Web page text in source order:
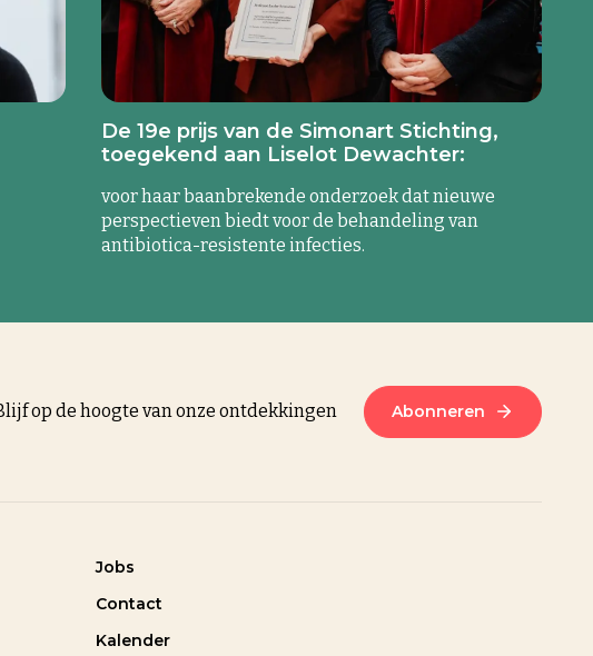
De 19e prijs van de Simonart Stichting,
toegekend aan Liselot Dewachter:
voor haar baanbrekende onderzoek dat nieuwe
perspectieven biedt voor de behandeling van
antibiotica-resistente infecties.
op de hoogte van onze ontdekkingen Abonneren
Jobs
Contact
Kalender